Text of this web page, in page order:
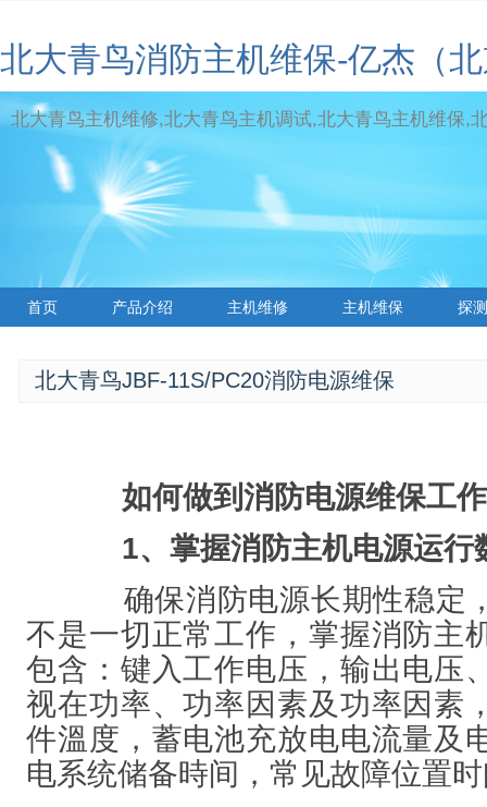
北大青鸟消防主机维保-亿杰（
北大青鸟主机维修,北大青鸟主机调试,北大青鸟主机维保,
首页 产品介绍 主机维修 主机维保 探
北大青鸟JBF-11S/PC20消防电源维保
如何做到消防电源维保工
1、掌握消防主机电源运行
确保消防电源长期性稳定
不是一切正常工作，掌握消防主
包含：键入工作电压，输出电压
视在功率、功率因素及功率因素
件溫度，蓄电池充放电电流量及
电系统储备時间，常见故障位置